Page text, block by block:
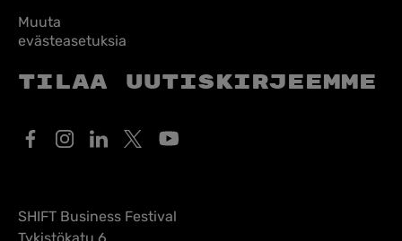
Muuta
evästeasetuksia
Tilaa uutiskirjeemme
SHIFT Business Festival